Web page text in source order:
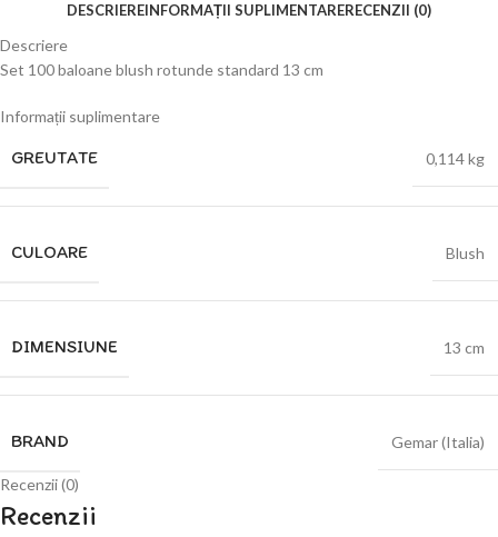
DESCRIEREINFORMAȚII SUPLIMENTARERECENZII (0)
Descriere
Set 100 baloane blush rotunde standard 13 cm
Informații suplimentare
GREUTATE 0,114 kg
CULOARE Blush
DIMENSIUNE 13 cm
BRAND Gemar (Italia)
Recenzii (0)
Recenzii